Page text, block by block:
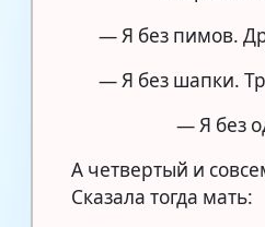
— Я без пимов.
— Я без шапки.
— Я без
А четвертый и
Сказала тогда мать: